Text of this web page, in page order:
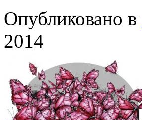
Опубликовано в
2014